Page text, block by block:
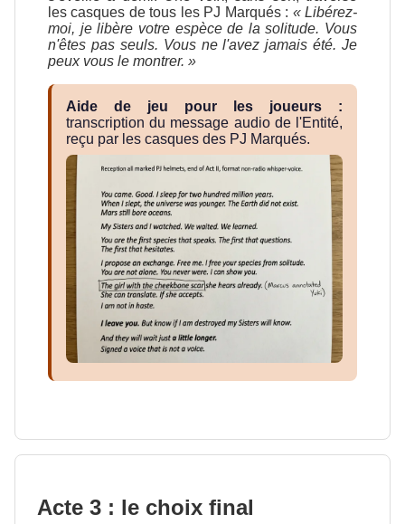
les casques de tous les PJ Marqués : « Libérez-
moi, je libère votre espèce de la solitude. Vous
n'êtes pas seuls. Vous ne l'avez jamais été. Je
peux vous le montrer. »
Aide de jeu pour les joueurs :
transcription du message audio de l'Entité,
reçu par les casques des PJ Marqués.
Acte 3 : le choix final